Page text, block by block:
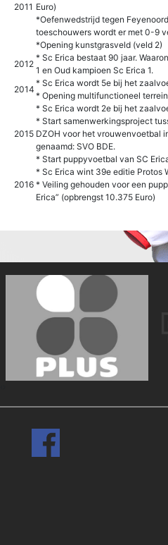
2011 Euro)
*Oefenwedstrijd tegen
toeschouwers wordt er met 0-9
*Opening kunstgrasveld (veld 2)
2012
* Sc Erica bestaat 90 jaar.
1 en Oud kampioen Sc Erica 1.
2014
* Sc Erica wordt 5e bij het
* Opening multifunctioneel
2015
* Sc Erica wordt 2e bij het
* Start samenwerkingsproject
DZOH voor het vrouwenvoetbal
genaamd: SVO BDE.
* Start puppyvoetbal van SC
2016
* Sc Erica wint 39e editie Protos
* Veiling gehouden voor een
Erica” (opbrengst 10.375 Euro)